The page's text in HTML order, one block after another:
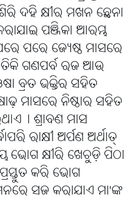
ଦହି କ୍ଷୀର ମଖନ ଛେନା
ପଞ୍ଜିକା ଆରମ୍ଭ
ପରେ ଜ୍ୟେଷ୍ଠ ମାସରେ
ଗଣପର୍ବ ରଜ ଆଉ
ବ୍ରତ ଭକ୍ତିର ସହିତ
ମାସରେ ନିଷ୍ଠାର ସହିତ
ଶ୍ରାବଣ ମାସ
ରାକ୍ଷୀ ଅର୍ପଣ ଅର୍ଥାତ୍
ଭୋଗ କ୍ଷୀରି ଖେଚୁଡ଼ି ପିଠା
କରି ଭୋଗ
ସଜ କରାଯାଏ ମା'ଙ୍କ